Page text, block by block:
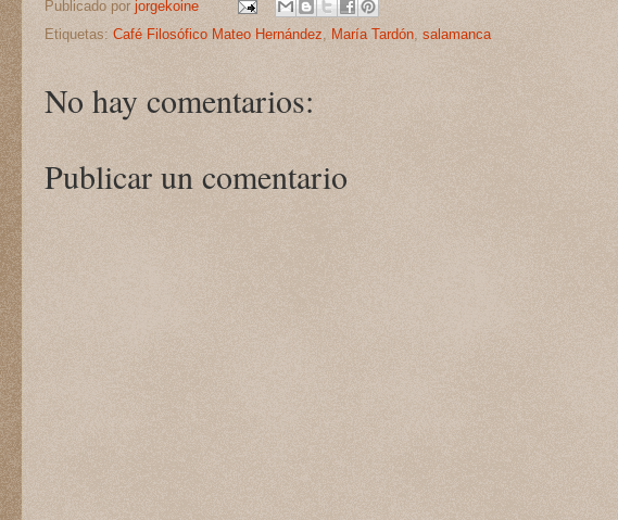
Publicado por jorgekoine
Etiquetas: Café Filosófico Mateo Hernández, María Tardón, salamanca
No hay comentarios:
Publicar un comentario